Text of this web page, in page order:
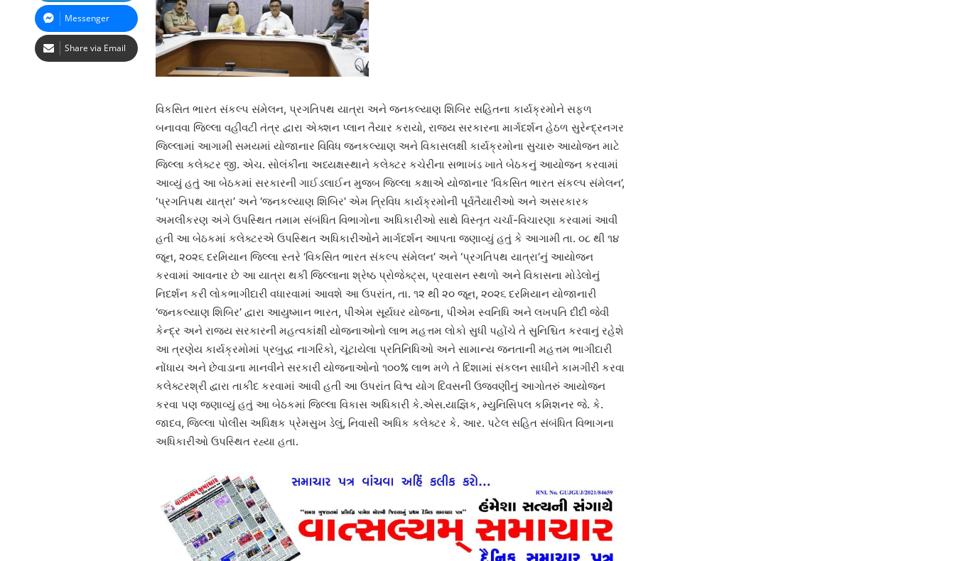
વિકસિત ભારત સંકલ્પ સંમેલન, પ્રગતિપથ યાત્રા અને જનકલ્યાણ શિબિર સહિતના કાર્યક્રમોને સફળ
બનાવવા જિલ્લા વહીવટી તંત્ર દ્વારા એક્શન પ્લાન તૈયાર કરાયો, રાજ્ય સરકારના માર્ગદર્શન હેઠળ સુરેન્દ્રનગર
જિલ્લામાં આગામી સમયમાં યોજાનાર વિવિધ જનકલ્યાણ અને વિકાસલક્ષી કાર્યક્રમોના સુચારુ આયોજન માટે
જિલ્લા કલેક્ટર જી. એચ. સોલંકીના અધ્યક્ષસ્થાને કલેક્ટર કચેરીના સભાખંડ ખાતે બેઠકનું આયોજન કરવામાં
આવ્યું હતું આ બેઠકમાં સરકારની ગાઈડલાઈન મુજબ જિલ્લા કક્ષાએ યોજાનાર ‘વિકસિત ભારત સંકલ્પ સંમેલન’,
‘પ્રગતિપથ યાત્રા’ અને ‘જનકલ્યાણ શિબિર’ એમ ત્રિવિધ કાર્યક્રમોની પૂર્વતૈયારીઓ અને અસરકારક
અમલીકરણ અંગે ઉપસ્થિત તમામ સંબંધિત વિભાગોના અધિકારીઓ સાથે વિસ્તૃત ચર્ચા-વિચારણા કરવામાં આવી
હતી આ બેઠકમાં કલેક્ટરએ ઉપસ્થિત અધિકારીઓને માર્ગદર્શન આપતા જણાવ્યું હતું કે આગામી તા. ૦૮ થી ૧૪
જૂન, ૨૦૨૬ દરમિયાન જિલ્લા સ્તરે ‘વિકસિત ભારત સંકલ્પ સંમેલન’ અને ‘પ્રગતિપથ યાત્રા’નું આયોજન
કરવામાં આવનાર છે આ યાત્રા થકી જિલ્લાના શ્રેષ્ઠ પ્રોજેક્ટ્સ, પ્રવાસન સ્થળો અને વિકાસના મોડેલોનું
નિદર્શન કરી લોકભાગીદારી વધારવામાં આવશે આ ઉપરાંત, તા. ૧૨ થી ૨૦ જૂન, ૨૦૨૬ દરમિયાન યોજાનારી
‘જનકલ્યાણ શિબિર’ દ્વારા આયુષ્માન ભારત, પીએમ સૂર્યઘર યોજના, પીએમ સ્વનિધિ અને લખપતિ દીદી જેવી
કેન્દ્ર અને રાજ્ય સરકારની મહત્વકાંક્ષી યોજનાઓનો લાભ મહત્તમ લોકો સુધી પહોંચે તે સુનિશ્ચિત કરવાનું રહેશે
આ ત્રણેય કાર્યક્રમોમાં પ્રબુદ્ધ નાગરિકો, ચૂંટાયેલા પ્રતિનિધિઓ અને સામાન્ય જનતાની મહત્તમ ભાગીદારી
નોંધાય અને છેવાડાના માનવીને સરકારી યોજનાઓનો ૧૦૦% લાભ મળે તે દિશામાં સંકલન સાધીને કામગીરી કરવા
કલેક્ટરશ્રી દ્વારા તાકીદ કરવામાં આવી હતી આ ઉપરાંત વિશ્વ યોગ દિવસની ઉજવણીનું આગોતરું આયોજન
કરવા પણ જણાવ્યું હતું આ બેઠકમાં જિલ્લા વિકાસ અધિકારી કે.એસ.યાજ્ઞિક, મ્યુનિસિપલ કમિશનર જે. કે.
જાદવ, જિલ્લા પોલીસ અધિક્ષક પ્રેમસુખ ડેલું, નિવાસી અધિક કલેક્ટર કે. આર. પટેલ સહિત સંબંધિત વિભાગના
અધિકારીઓ ઉપસ્થિત રહ્યા હતા.
Messenger
Share via Email